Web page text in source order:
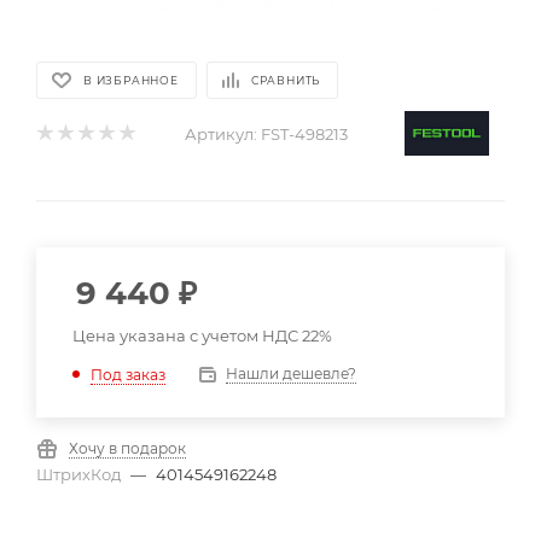
В ИЗБРАННОЕ СРАВНИТЬ
Артикул: FST-498213
9 440 ₽
Цена указана с учетом НДС 22%
Под заказ Нашли дешевле?
Хочу в подарок
ШтрихКод — 4014549162248